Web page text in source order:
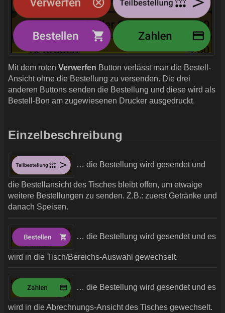
Mit dem roten Verwerfen Button verlässt man die Bestell-
Ansicht ohne die Bestellung zu versenden. Die drei
anderen Buttons senden die Bestellung und diese wird als
Bestell-Bon am zugewiesenen Drucker ausgedruckt.
Einzelbeschreibung
… die Bestellung wird gesendet und
die Bestellansicht des Tisches bleibt offen, um etwaige
weitere Bestellungen zu senden. Z.B.: zuerst Getränke und
danach Speisen.
… die Bestellung wird gesendet und es
wird in die Tisch/Bereichs-Auswahl gewechselt.
… die Bestellung wird gesendet und es
wird in die Abrechnungs-Ansicht des Tisches gewechselt.